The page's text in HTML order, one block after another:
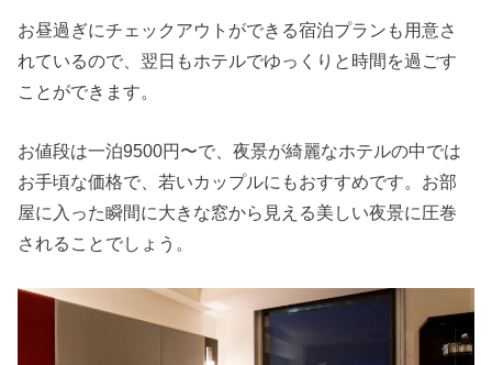
お昼過ぎにチェックアウトができる宿泊プランも用意さ
れているので、翌日もホテルでゆっくりと時間を過ごす
ことができます。
お値段は一泊9500円〜で、夜景が綺麗なホテルの中では
お手頃な価格で、若いカップルにもおすすめです。お部
屋に入った瞬間に大きな窓から見える美しい夜景に圧巻
されることでしょう。